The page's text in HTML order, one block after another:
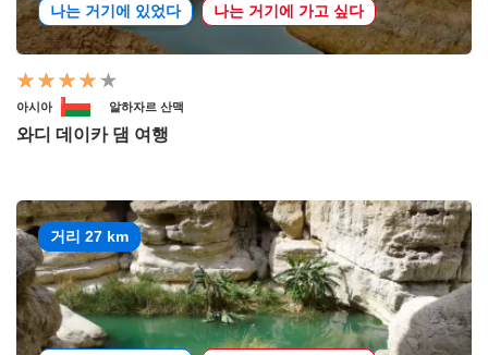
나는 거기에 있었다 나는 거기에 가고 싶다
아시아 알하자르 산맥
와디 데이카 댐 여행
거리 27 km